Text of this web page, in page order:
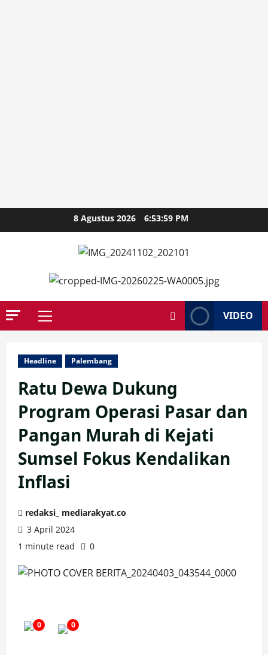
to
8 Agustus 2026 6:54:00 PM
Primary
VIDEO
Headline Palembang
Ratu Dewa Dukung
Program Operasi Pasar dan
Pangan Murah di Kejati
Sumsel Fokus Kendalikan
Inflasi
redaksi_ mediarakyat.co
3 April 2024
1 minute read
0
0 0